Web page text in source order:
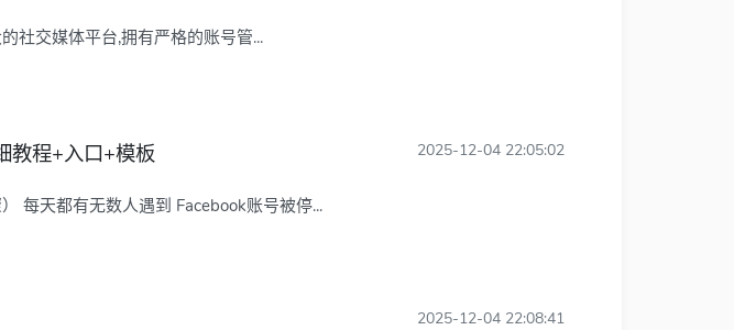
社交媒体平台,拥有严格的账号管...
教程+入口+模板 2025-12-04 22:05:02
每天都有无数人遇到 Facebook账号被停...
2025-12-04 22:08:41